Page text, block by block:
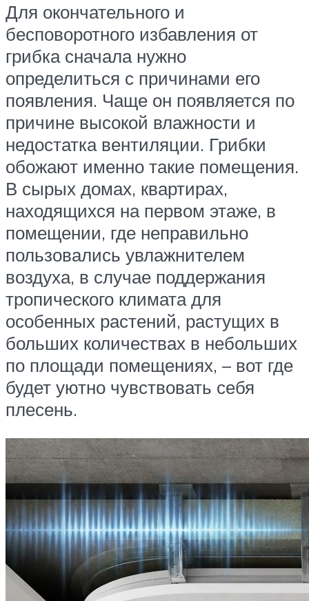
Для окончательного и
бесповоротного избавления от
грибка сначала нужно
определиться с причинами его
появления. Чаще он появляется по
причине высокой влажности и
недостатка вентиляции. Грибки
обожают именно такие помещения.
В сырых домах, квартирах,
находящихся на первом этаже, в
помещении, где неправильно
пользовались увлажнителем
воздуха, в случае поддержания
тропического климата для
особенных растений, растущих в
больших количествах в небольших
по площади помещениях, – вот где
будет уютно чувствовать себя
плесень.